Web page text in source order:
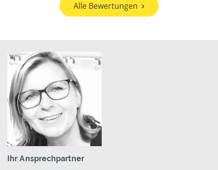
Alle Bewertungen
Ihr Ansprechpartner